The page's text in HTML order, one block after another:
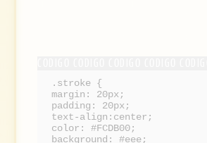
.stroke {
margin: 20px;
padding: 20px;
text-align:center;
color: #FCDB00;
background: #eee;